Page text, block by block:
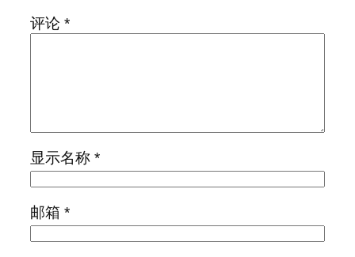
评论 *
显示名称 *
邮箱 *